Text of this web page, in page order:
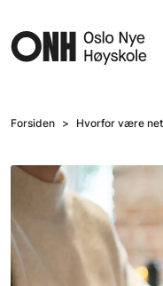
Forsiden Hvorfor være